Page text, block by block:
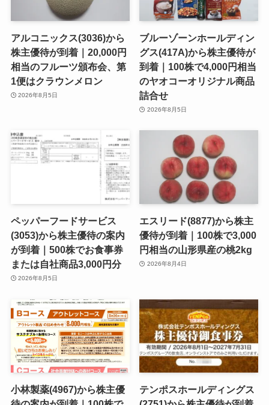
アルコニックス(3036)から
株主優待が到着｜20,000円
相当のフルーツ頒布会、第
1便はクラウンメロン
2026年8月5日
ブルーゾーンホールディン
グス(417A)から株主優待が
到着｜100株で4,000円相当
のヤオコーオリジナル商品
詰合せ
2026年8月5日
ペッパーフードサービス
(3053)から株主優待の案内
が到着｜500株でお食事券
または自社商品3,000円分
2026年8月5日
エスリード(8877)から株主
優待が到着｜100株で3,000
円相当の山形県産の桃2kg
2026年8月4日
小林製薬(4967)から株主優
テンポスホールディングス